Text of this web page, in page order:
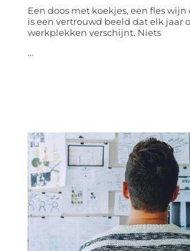
Een doos met koekjes, een fles
is een vertrouwd beeld dat elk jaar
werkplekken verschijnt. Niets
...